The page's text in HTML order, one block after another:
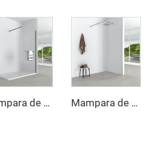
Mampara de ducha abierta con deslizamiento suave Mampara de ducha abierta con deslizamiento suave